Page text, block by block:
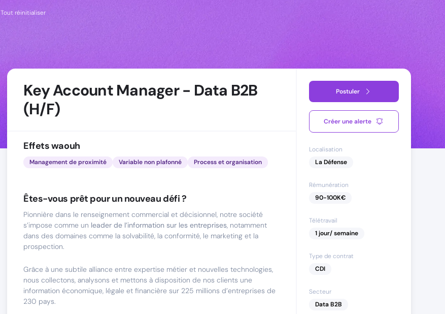
Tout réinitialiser
Key Account Manager - Data B2B
(H/F)
Effets waouh
Management de proximité Variable non plafonné Process et organisation
Êtes-vous prêt pour un nouveau défi ?
Pionnière dans le renseignement commercial et décisionnel, notre société
s’impose comme un leader de l’information sur les entreprises, notamment
dans des domaines comme la solvabilité, la conformité, le marketing et la
prospection.
Grâce à une subtile alliance entre expertise métier et nouvelles technologies,
nous collectons, analysons et mettons à disposition de nos clients une
information économique, légale et financière sur 225 millions d’entreprises de
230 pays.
Postuler
Créer une alerte
Localisation
La Défense
Rémunération
90-100K€
Télétravail
1 jour/ semaine
Type de contrat
CDI
Secteur
Data B2B